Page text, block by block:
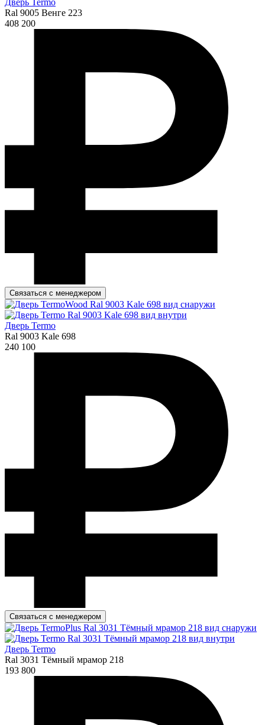
Ral 9005 Венге 223
408 200
Связаться с менеджером
Дверь Termo
Ral 9003 Kale 698
240 100
Связаться с менеджером
Дверь Termo
Ral 3031 Тёмный мрамор 218
193 800